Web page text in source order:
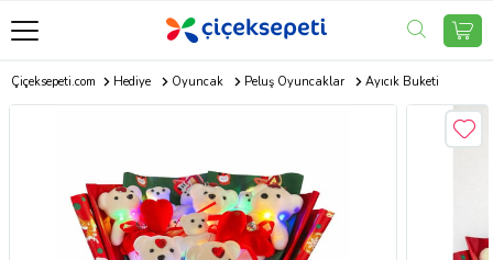
Çiçeksepeti.com Hediye Oyuncak Peluş Oyuncaklar Ayıcık Buketi